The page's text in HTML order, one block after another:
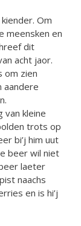
Om
meensken en
dit
acht jaor.
om zien
aandere
van kleine
trots op
bi’j him uut
beer wil niet
laeter
naachs
en is hi’j